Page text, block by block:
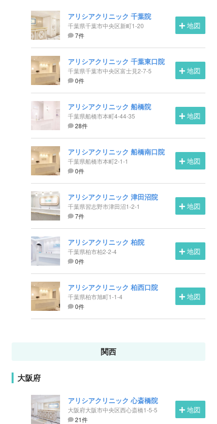
アリシアクリニック 千葉院
千葉県千葉市中央区新町1-20
7件
地図
アリシアクリニック 千葉東口院
千葉県千葉市中央区富士見2-7-5
0件
地図
アリシアクリニック 船橋院
千葉県船橋市本町4-44-35
28件
地図
アリシアクリニック 船橋南口院
千葉県船橋市本町2-1-1
0件
地図
アリシアクリニック 津田沼院
千葉県習志野市津田沼1-2-1
7件
地図
アリシアクリニック 柏院
千葉県柏市柏2-2-4
0件
地図
アリシアクリニック 柏西口院
千葉県柏市旭町1-1-4
0件
地図
関西
大阪府
アリシアクリニック 心斎橋院
大阪府大阪市中央区西心斎橋1-5-5
21件
地図